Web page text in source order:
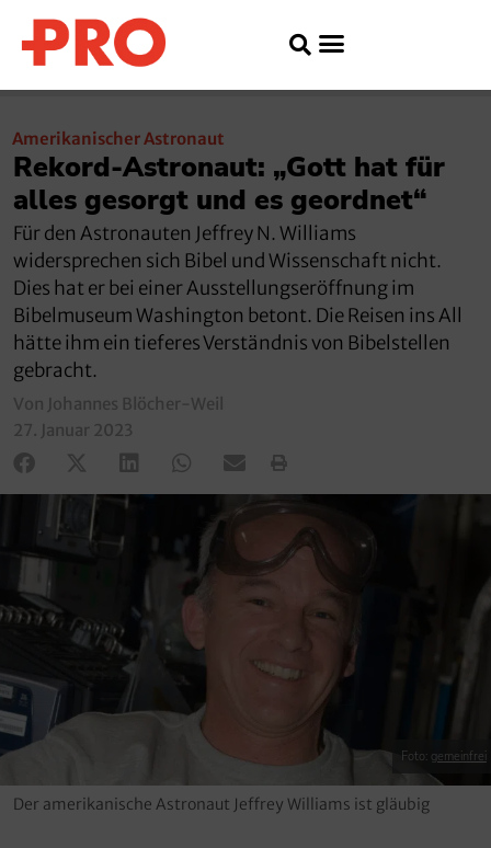
Amerikanischer Astronaut
Rekord-Astronaut: „Gott hat für
alles gesorgt und es geordnet“
Für den Astronauten Jeffrey N. Williams
widersprechen sich Bibel und Wissenschaft nicht.
Dies hat er bei einer Ausstellungseröffnung im
Bibelmuseum Washington betont. Die Reisen ins All
hätte ihm ein tieferes Verständnis von Bibelstellen
gebracht.
Von Johannes Blöcher-Weil
27. Januar 2023
Foto: gemeinfrei
Der amerikanische Astronaut Jeffrey Williams ist gläubig